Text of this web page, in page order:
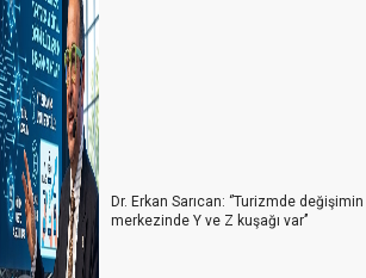
kültür mirasımız; SAMATYA
YURTDIŞI TUR ŞiRKETLERiNE ÖDEDiĞi
AKIBETi NE OLACAK?
BAŞKANI İLE TOPLANDIK
REHBER EŞLERİ
TURİZM BAKANI İLE TOPLANDIK
RESTORAN KORKUSU NEDİR BİLİR MİSİNİZ..?
Dr. Erkan Sarıcan: ‘’Turizmde değişimin
merkezinde Y ve Z kuşağı var’’